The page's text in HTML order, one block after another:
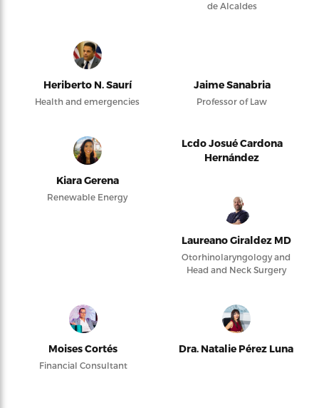
de Alcaldes
Heriberto N. Saurí
Health and emergencies
Jaime Sanabria
Professor of Law
Kiara Gerena
Renewable Energy
Lcdo Josué Cardona
Hernández
Laureano Giraldez MD
Otorhinolaryngology and
Head and Neck Surgery
Moises Cortés
Financial Consultant
Dra. Natalie Pérez Luna